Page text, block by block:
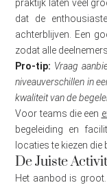
praktijk laten veel
dat de
achterblijven. Een
zodat alle
Pro-tip: Vraag
niveauverschillen in
kwaliteit van de
Voor teams die een
begeleiding en
locaties te kiezen die
De Juiste
Het aanbod is